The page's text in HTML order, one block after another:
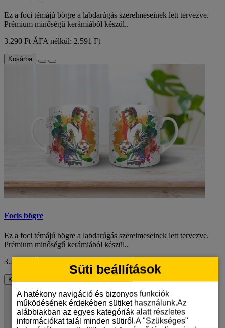
Ez a foci témájú bögre a labdarúgás szerelmeseinek lett tervezve.
Prémium minőségű kerámiából készül..
3.290 Ft ÁFA nélkül: 2.591 Ft
Kosárba
Focis bögre
Ez a foci témájú bögre a labdarúgás szerelmeseinek lett tervezve.
Prémium minőségű kerámiából készül..
3.290 Ft
Kosárba
Süti beállítások
A hatékony navigáció és bizonyos funkciók
működésének érdekében sütiket használunk.Az
alábbiakban az egyes kategóriák alatt részletes
információkat talál minden sütiről.A "Szükséges"